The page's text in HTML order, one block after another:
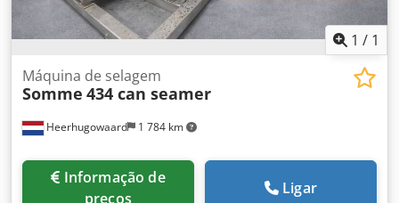
1 / 1
Heerhugowaard 1 784 km
Máquina de selagem
Somme 434 can seamer
preços
Ligar